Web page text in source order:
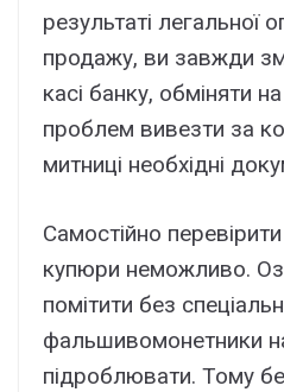
результаті легальної
продажу, ви завжди
касі банку, обміняти
проблем вивезти за
митниці необхідні
Самостійно
купюри неможливо.
помітити без
фальшивомонетники
підроблювати. Тому